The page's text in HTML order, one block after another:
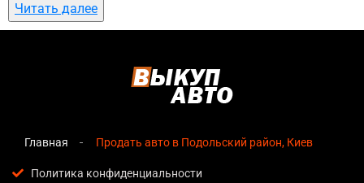
ожидание. С нами вы можете
Киеввсего за 1 день.
авто в Подольский район, Киев
озвучивается сразу после обращения, без скрытых
Прозрачные условия— все этапы сделки полностью
Читать далее
Главная Продать авто в Подольский район, Киев
Политика конфиденциальности